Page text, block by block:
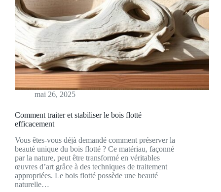
mai 26, 2025
Comment traiter et stabiliser le bois flotté
efficacement
Vous êtes-vous déjà demandé comment préserver la
beauté unique du bois flotté ? Ce matériau, façonné
par la nature, peut être transformé en véritables
œuvres d’art grâce à des techniques de traitement
appropriées. Le bois flotté possède une beauté
naturelle…